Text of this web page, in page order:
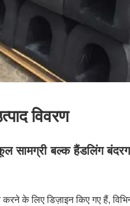
विवरण
सामग्री बल्क हैंडलिंग
के लिए डिज़ाइन किए गए हैं,